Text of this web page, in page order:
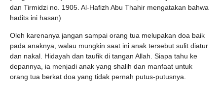
dan Tirmidzi no. 1905. Al-Hafizh Abu Thahir mengatakan bahwa
hadits ini hasan)
Oleh karenanya jangan sampai orang tua melupakan doa baik
pada anaknya, walau mungkin saat ini anak tersebut sulit diatur
dan nakal. Hidayah dan taufik di tangan Allah. Siapa tahu ke
depannya, ia menjadi anak yang shalih dan manfaat untuk
orang tua berkat doa yang tidak pernah putus-putusnya.